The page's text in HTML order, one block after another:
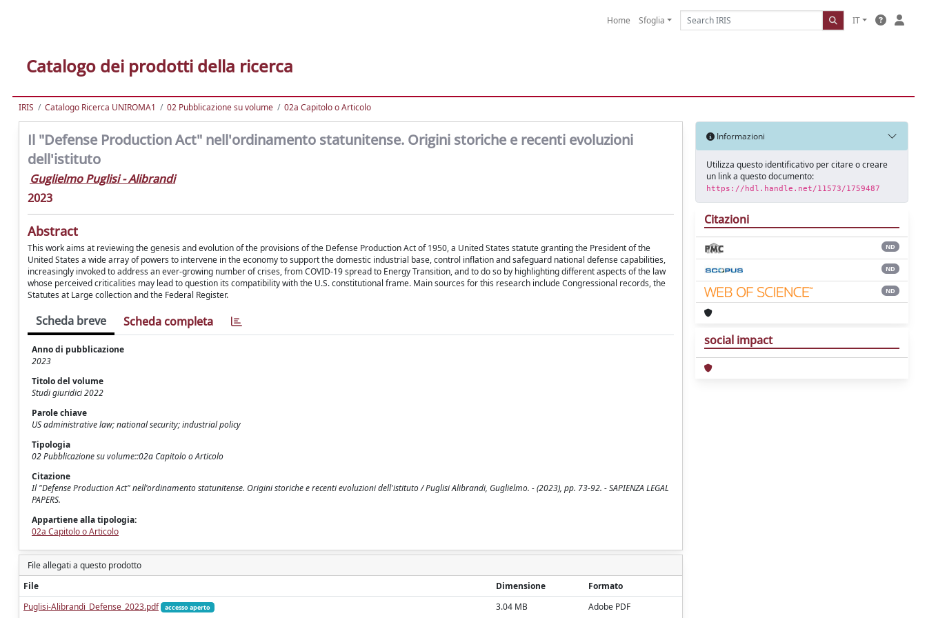
Home Sfoglia IT
Catalogo dei prodotti della ricerca
IRIS Catalogo Ricerca UNIROMA1 02 Pubblicazione su volume 02a Capitolo o Articolo
Il "Defense Production Act" nell'ordinamento statunitense. Origini storiche e recenti evoluzioni
dell'istituto
Guglielmo Puglisi - Alibrandi
2023
Abstract
This work aims at reviewing the genesis and evolution of the provisions of the Defense Production Act of 1950, a United States statute granting the President of the
United States a wide array of powers to intervene in the economy to support the domestic industrial base, control inflation and safeguard national defense capabilities,
increasingly invoked to address an ever-growing number of crises, from COVID-19 spread to Energy Transition, and to do so by highlighting different aspects of the law
whose perceived criticalities may lead to question its compatibility with the U.S. constitutional frame. Main sources for this research include Congressional records, the
Statutes at Large collection and the Federal Register.
Scheda breve Scheda completa
Anno di pubblicazione
2023
Titolo del volume
Studi giuridici 2022
Parole chiave
US administrative law; national security; industrial policy
Tipologia
02 Pubblicazione su volume::02a Capitolo o Articolo
Citazione
Il "Defense Production Act" nell'ordinamento statunitense. Origini storiche e recenti evoluzioni dell'istituto / Puglisi Alibrandi, Guglielmo. - (2023), pp. 73-92. - SAPIENZA LEGAL
PAPERS.
Appartiene alla tipologia:
02a Capitolo o Articolo
File allegati a questo prodotto
File
Dimensione
Formato
Puglisi-Alibrandi_Defense_2023.pdf
accesso aperto 3.04 MB Adobe PDF
Informazioni
Utilizza questo identificativo per citare o creare
un link a questo documento:
https://hdl.handle.net/11573/1759487
Citazioni
ND
ND
ND
social impact